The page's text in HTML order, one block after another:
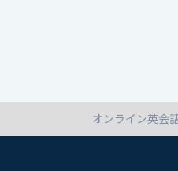
オンライン英会